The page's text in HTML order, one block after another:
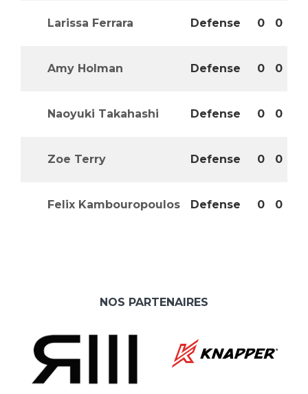
Larissa Ferrara Defense 0 0
Amy Holman Defense 0 0
Naoyuki Takahashi Defense 0 0
Zoe Terry Defense 0 0
Felix Kambouropoulos Defense 0 0
NOS PARTENAIRES